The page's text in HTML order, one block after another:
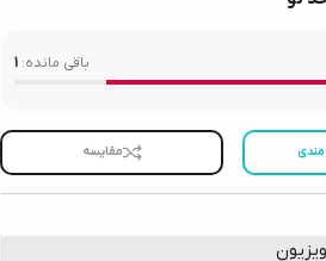
باقی مانده: 1
مندی مقایسه